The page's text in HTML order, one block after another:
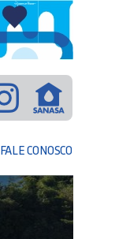
FALE CONOSCO